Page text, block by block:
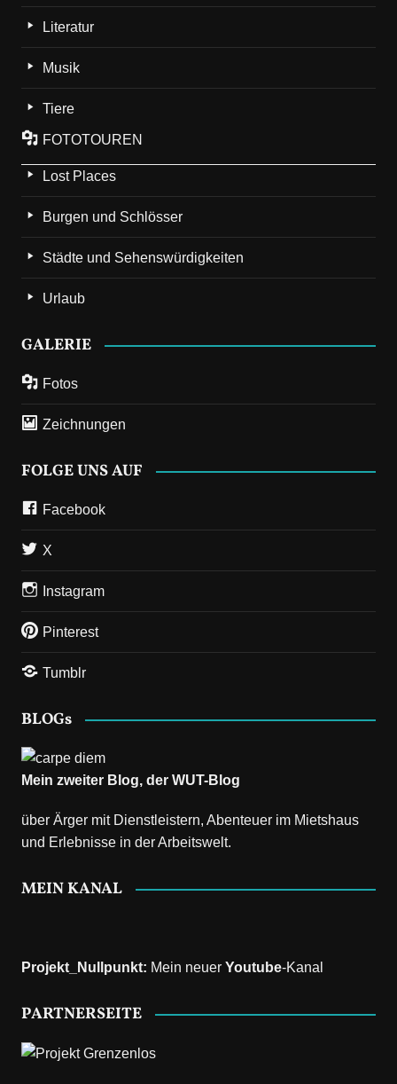
Literatur
Musik
Tiere
FOTOTOUREN
Lost Places
Burgen und Schlösser
Städte und Sehenswürdigkeiten
Urlaub
GALERIE
Fotos
Zeichnungen
FOLGE UNS AUF
Facebook
X
Instagram
Pinterest
Tumblr
BLOGs
Mein zweiter Blog, der WUT-Blog
über Ärger mit Dienstleistern, Abenteuer im Mietshaus
und Erlebnisse in der Arbeitswelt.
MEIN KANAL
Projekt_Nullpunkt: Mein neuer Youtube-Kanal
PARTNERSEITE